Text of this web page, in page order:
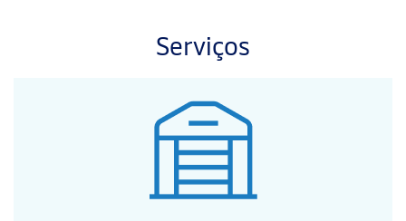
Serviços